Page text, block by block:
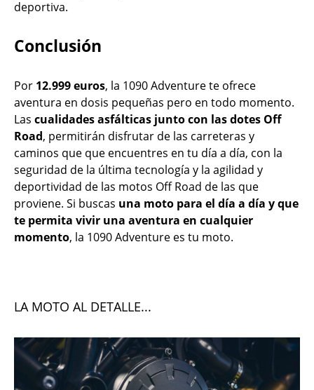
deportiva.
Conclusión
Por 12.999 euros, la 1090 Adventure te ofrece
aventura en dosis pequeñas pero en todo momento.
Las cualidades asfálticas junto con las dotes Off
Road, permitirán disfrutar de las carreteras y
caminos que que encuentres en tu día a día, con la
seguridad de la última tecnología y la agilidad y
deportividad de las motos Off Road de las que
proviene. Si buscas una moto para el día a día y que
te permita vivir una aventura en cualquier
momento, la 1090 Adventure es tu moto.
LA MOTO AL DETALLE...